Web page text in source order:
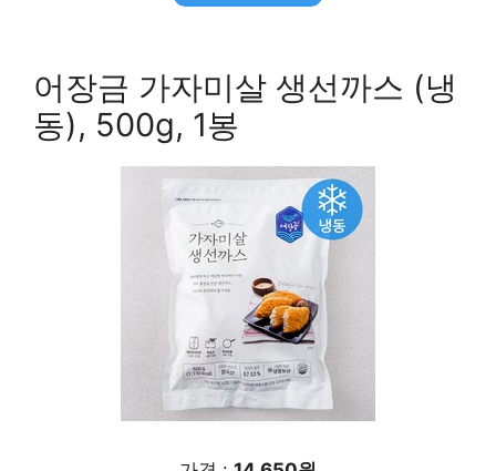
어장금 가자미살 생선까스 (냉
동), 500g, 1봉